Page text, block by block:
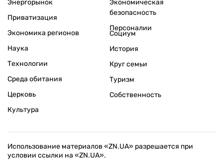
Энергорынок
Приватизация
Экономика регионов
Экономическая
безопасность
Персоналии
Наука
Технологии
Среда обитания
Церковь
Культура
Социум
История
Круг семьи
Туризм
Собственность
Использование материалов «ZN.UA» разрешается при
условии ссылки на «ZN.UA».